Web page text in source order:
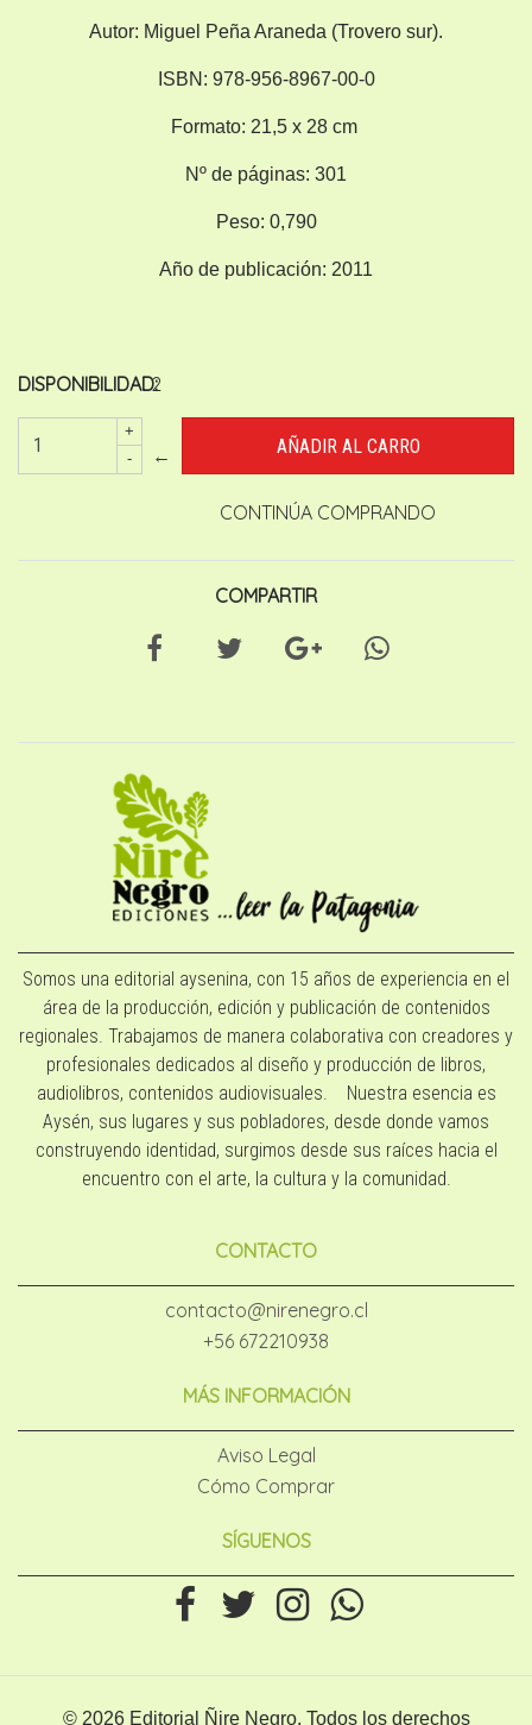
Autor: Miguel Peña Araneda (Trovero sur).
ISBN: 978-956-8967-00-0
Formato: 21,5 x 28 cm
Nº de páginas: 301
Peso: 0,790
Año de publicación: 2011
DISPONIBILIDAD:2
+
-
←
CONTINÚA COMPRANDO
COMPARTIR
Somos una editorial aysenina, con 15 años de experiencia en el
área de la producción, edición y publicación de contenidos
regionales. Trabajamos de manera colaborativa con creadores y
profesionales dedicados al diseño y producción de libros,
audiolibros, contenidos audiovisuales. Nuestra esencia es
Aysén, sus lugares y sus pobladores, desde donde vamos
construyendo identidad, surgimos desde sus raíces hacia el
encuentro con el arte, la cultura y la comunidad.
CONTACTO
contacto@nirenegro.cl
+56 672210938
MÁS INFORMACIÓN
Aviso Legal
Cómo Comprar
SÍGUENOS
© 2026 Editorial Ñire Negro. Todos los derechos